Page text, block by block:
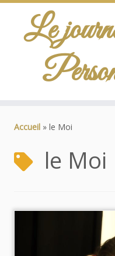
Le
Accueil » le Moi
le Moi